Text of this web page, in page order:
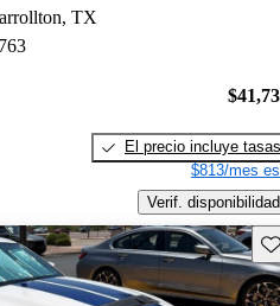
TX
El precio incluye tasas
$813/mes
Verif. disponibilidad